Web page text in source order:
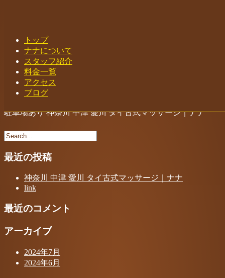
Toggle navigation
トップ
ナナについて
スタッフ紹介
料金一覧
アクセス
ブログ
駐車場あり 神奈川 中津 愛川 タイ古式マッサージ｜ナナ
最近の投稿
神奈川 中津 愛川 タイ古式マッサージ｜ナナ
link
最近のコメント
アーカイブ
2024年7月
2024年6月